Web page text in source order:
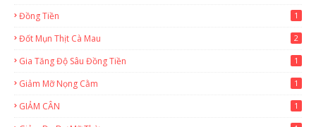
Đồng Tiền 1
Đốt Mụn Thịt Cà Mau 2
Gia Tăng Độ Sâu Đồng Tiền 1
Giảm Mỡ Nọng Cằm 1
GIẢM CÂN 1